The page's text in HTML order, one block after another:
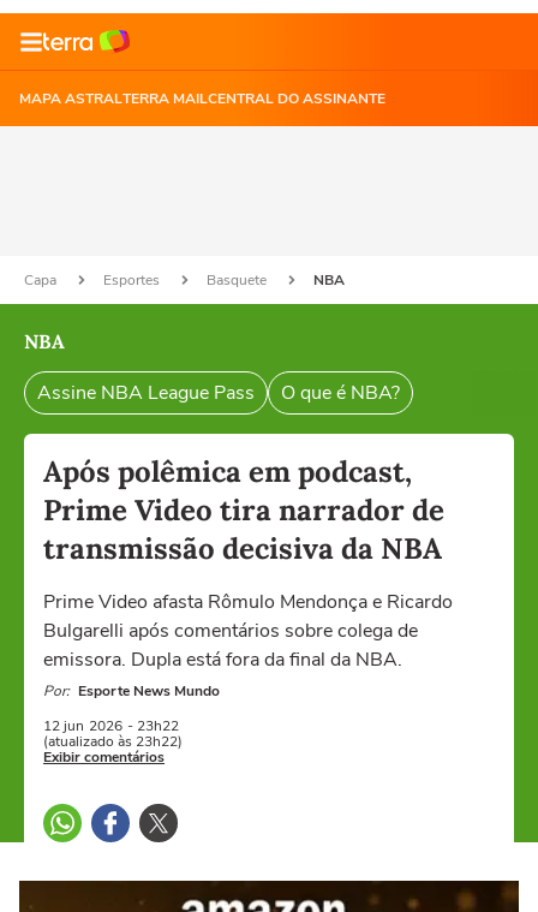
MAPA ASTRALTERRA MAILCENTRAL DO ASSINANTE
Capa Esportes Basquete NBA
NBA
Assine NBA League Pass O que é NBA?
Após polêmica em podcast,
Prime Video tira narrador de
transmissão decisiva da NBA
Prime Video afasta Rômulo Mendonça e Ricardo
Bulgarelli após comentários sobre colega de
emissora. Dupla está fora da final da NBA.
Por: Esporte News Mundo
12 jun 2026 - 23h22
(atualizado às 23h22)
Exibir comentários